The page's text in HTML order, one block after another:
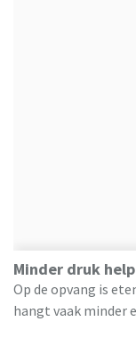
Minder druk
Op de opvang is
hangt vaak minder